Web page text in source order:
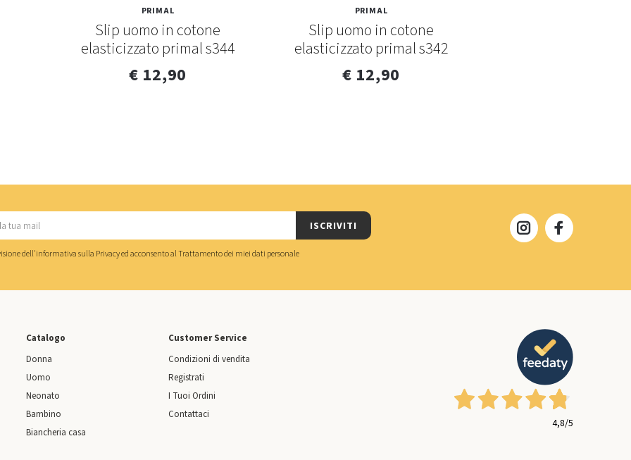
PRIMAL
Slip uomo in cotone
elasticizzato primal s344
€ 12,90
PRIMAL
Slip uomo in cotone
elasticizzato primal s342
€ 12,90
ISCRIVITI
dell'informativa sulla Privacyed acconsento alTrattamento dei miei dati personale
Catalogo
Donna
Uomo
Neonato
Bambino
Biancheria casa
Customer Service
Condizioni di vendita
Registrati
I Tuoi Ordini
Contattaci
4,8/5